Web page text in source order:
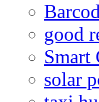
good
Smart
solar